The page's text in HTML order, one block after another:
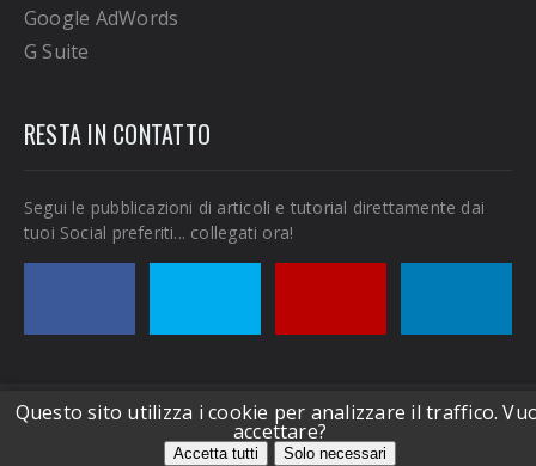
Google AdWords
G Suite
RESTA IN CONTATTO
Segui le pubblicazioni di articoli e tutorial direttamente dai
tuoi Social preferiti... collegati ora!
© 2017 Copyright diMichele Pisani.
Michele Pisani. Tutti i diritti sono riservati.
Questo sito utilizza i cookie per analizzare il traffico.
accettare?
Accetta tutti Solo necessari